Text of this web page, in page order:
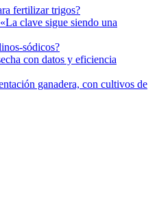
fertilizar trigos?
clave sigue siendo una
sódicos?
con datos y eficiencia
ganadera, con cultivos de